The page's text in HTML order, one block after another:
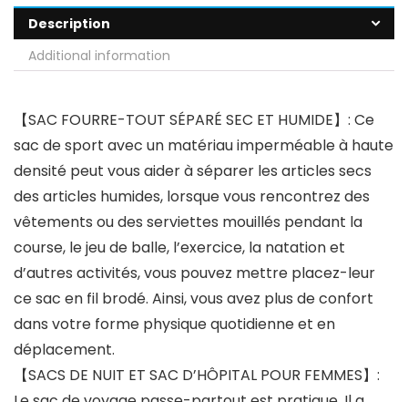
Description
Additional information
【SAC FOURRE-TOUT SÉPARÉ SEC ET HUMIDE】: Ce
sac de sport avec un matériau imperméable à haute
densité peut vous aider à séparer les articles secs
des articles humides, lorsque vous rencontrez des
vêtements ou des serviettes mouillés pendant la
course, le jeu de balle, l’exercice, la natation et
d’autres activités, vous pouvez mettre placez-leur
ce sac en fil brodé. Ainsi, vous avez plus de confort
dans votre forme physique quotidienne et en
déplacement.
【SACS DE NUIT ET SAC D’HÔPITAL POUR FEMMES】: